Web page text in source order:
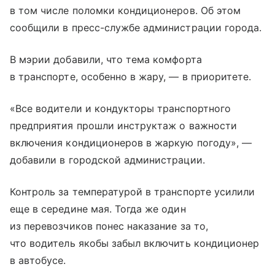
в том числе поломки кондиционеров. Об этом
сообщили в пресс-службе администрации города.
В мэрии добавили, что тема комфорта
в транспорте, особенно в жару, — в приоритете.
«Все водители и кондукторы транспортного
предприятия прошли инструктаж о важности
включения кондиционеров в жаркую погоду», —
добавили в городской администрации.
Контроль за температурой в транспорте усилили
еще в середине мая. Тогда же один
из перевозчиков понес наказание за то,
что водитель якобы забыл включить кондиционер
в автобусе.